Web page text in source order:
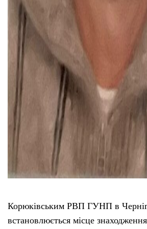
Корюківським РВП ГУНП в
встановлюється місце